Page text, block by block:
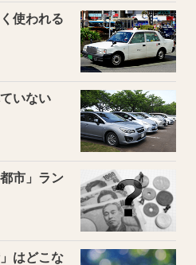
使われる
いない
市」ラン
はどこな